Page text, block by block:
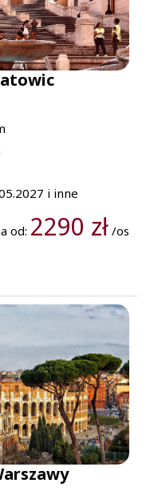
i inne
od: 2290 zł/os